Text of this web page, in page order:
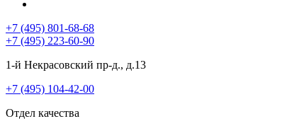
+7 (495) 801-68-68
+7 (495) 223-60-90
1-й Некрасовский пр-д., д.13
+7 (495) 104-42-00
Отдел качества